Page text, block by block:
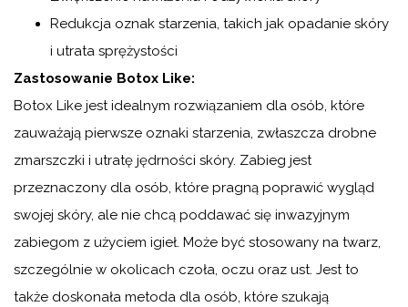
Redukcja oznak starzenia, takich jak opadanie skóry
i utrata sprężystości
Zastosowanie Botox Like:
Botox Like jest idealnym rozwiązaniem dla osób, które
zauważają pierwsze oznaki starzenia, zwłaszcza drobne
zmarszczki i utratę jędrności skóry. Zabieg jest
przeznaczony dla osób, które pragną poprawić wygląd
swojej skóry, ale nie chcą poddawać się inwazyjnym
zabiegom z użyciem igieł. Może być stosowany na twarz,
szczególnie w okolicach czoła, oczu oraz ust. Jest to
także doskonała metoda dla osób, które szukają